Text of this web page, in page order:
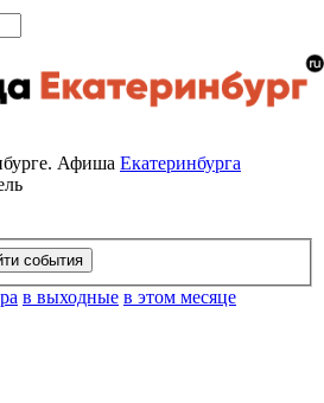
Афиша Екатеринбурга
в выходные в этом месяце